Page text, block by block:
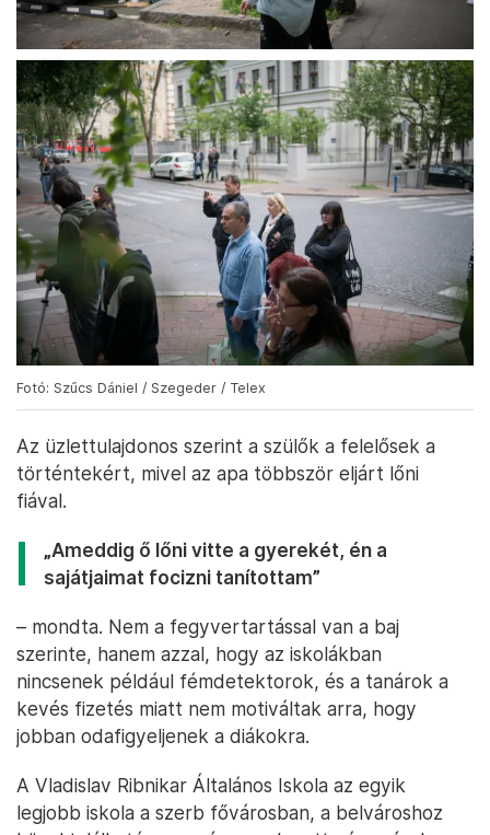
Fotó: Szűcs Dániel / Szegeder / Telex
Az üzlettulajdonos szerint a szülők a felelősek a
történtekért, mivel az apa többször eljárt lőni
fiával.
„Ameddig ő lőni vitte a gyerekét, én a
sajátjaimat focizni tanítottam”
– mondta. Nem a fegyvertartással van a baj
szerinte, hanem azzal, hogy az iskolákban
nincsenek például fémdetektorok, és a tanárok a
kevés fizetés miatt nem motiváltak arra, hogy
jobban odafigyeljenek a diákokra.
A Vladislav Ribnikar Általános Iskola az egyik
legjobb iskola a szerb fővárosban, a belvároshoz